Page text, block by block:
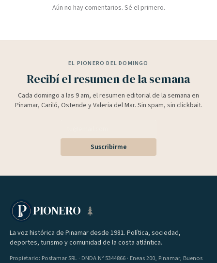
Aún no hay comentarios. Sé el primero.
EL PIONERO DEL DOMINGO
Recibí el resumen de la semana
Cada domingo a las 9 am, el resumen editorial de la semana en
Pinamar, Cariló, Ostende y Valeria del Mar. Sin spam, sin clickbait.
Suscribirme
PIONERO
La voz histórica de Pinamar desde 1981. Política, sociedad,
deportes, turismo y comunidad de la costa atlántica.
Propietario: Postamar SRL · DNDA Nº 5344866 · Eneas 200, Pinamar, Buenos